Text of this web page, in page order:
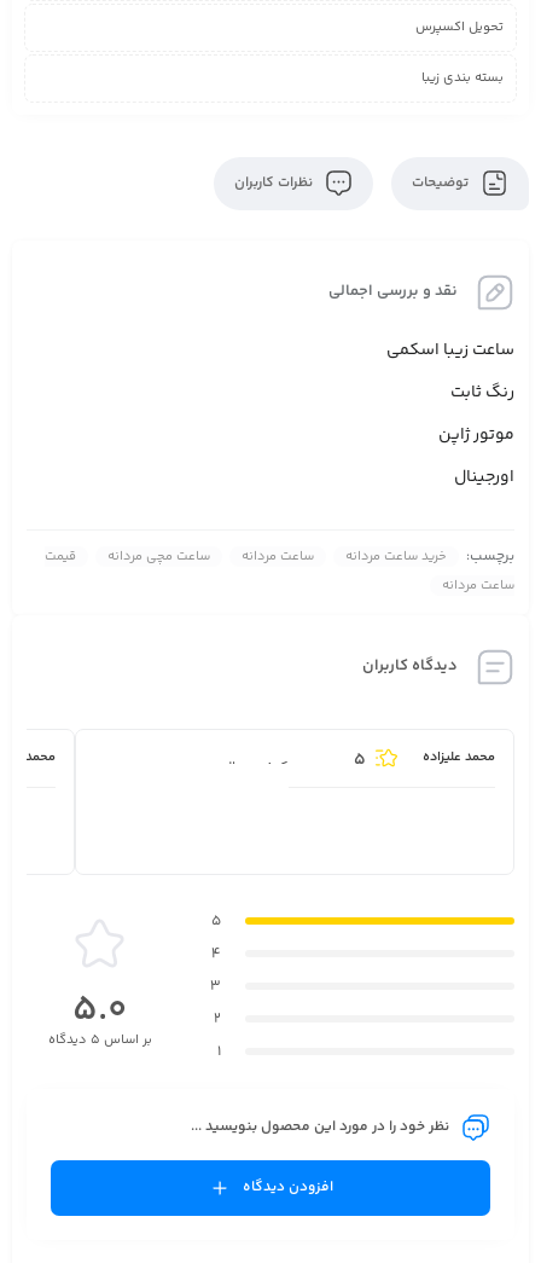
تحویل اکسپرس
بسته بندی زیبا
توضیحات نظرات کاربران
نقد و بررسی اجمالی
ساعت زیبا اسکمی
رنگ ثابت
موتور ژاپن
اورجینال
برچسب: خرید ساعت مردانه ساعت مردانه ساعت مچی مردانه
قیمت
ساعت مردانه
دیدگاه کاربران
محمد علیزاده 5 کیفیت عالی. محمد
5
4
3
2
1
5.0
بر اساس 5 دیدگاه
نظر خود را در مورد این محصول بنویسید ...
افزودن دیدگاه